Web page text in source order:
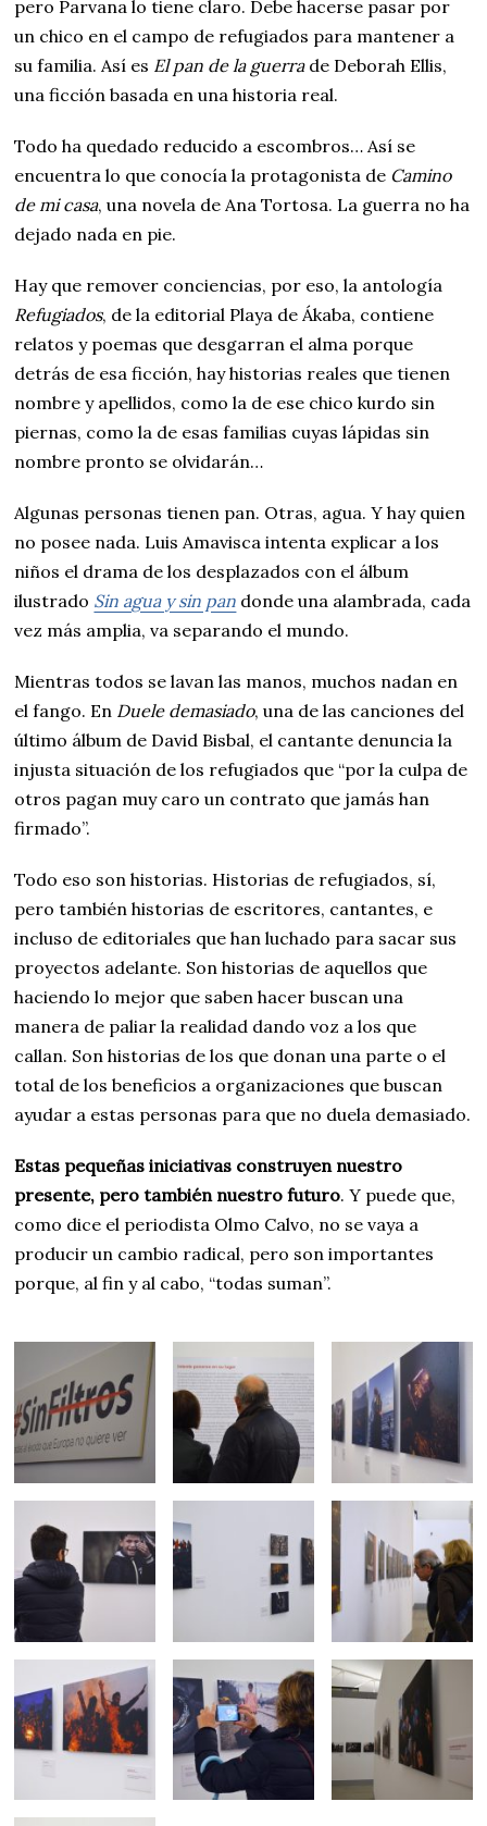
pero Parvana lo tiene claro. Debe hacerse pasar por
un chico en el campo de refugiados para mantener a
su familia. Así es El pan de la guerrade Deborah Ellis,
una ficción basada en una historia real.
Todo ha quedado reducido a escombros… Así se
encuentra lo que conocía la protagonista de Camino
de mi casa, una novela de Ana Tortosa. La guerra no ha
dejado nada en pie.
Hay que remover conciencias, por eso, la antología
Refugiados, de la editorial Playa de Ákaba, contiene
relatos y poemas que desgarran el alma porque
detrás de esa ficción, hay historias reales que tienen
nombre y apellidos, como la de ese chico kurdo sin
piernas, como la de esas familias cuyas lápidas sin
nombre pronto se olvidarán…
Algunas personas tienen pan. Otras, agua. Y hay quien
no posee nada. Luis Amavisca intenta explicar a los
niños el drama de los desplazados con el álbum
ilustrado Sin agua y sin pan donde una alambrada, cada
vez más amplia, va separando el mundo.
Mientras todos se lavan las manos, muchos nadan en
el fango. En Duele demasiado, una de las canciones del
último álbum de David Bisbal, el cantante denuncia la
injusta situación de los refugiados que “por la culpa de
otros pagan muy caro un contrato que jamás han
firmado”.
Todo eso son historias. Historias de refugiados, sí,
pero también historias de escritores, cantantes, e
incluso de editoriales que han luchado para sacar sus
proyectos adelante. Son historias de aquellos que
haciendo lo mejor que saben hacer buscan una
manera de paliar la realidad dando voz a los que
callan. Son historias de los que donan una parte o el
total de los beneficios a organizaciones que buscan
ayudar a estas personas para que no duela demasiado.
Estas pequeñas iniciativas construyen nuestro
presente, pero también nuestro futuro. Y puede que,
como dice el periodista Olmo Calvo, no se vaya a
producir un cambio radical, pero son importantes
porque, al fin y al cabo, “todas suman”.